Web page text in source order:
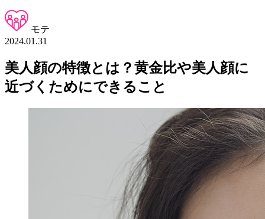
モテ
2024.01.31
美人顔の特徴とは？黄金比や美人顔に
近づくためにできること